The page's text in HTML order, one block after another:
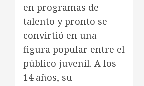
en programas de
talento y pronto se
convirtió en una
figura popular entre el
público juvenil. A los
14 años, su